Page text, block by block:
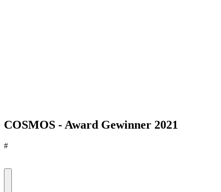
COSMOS - Award Gewinner 2021
#